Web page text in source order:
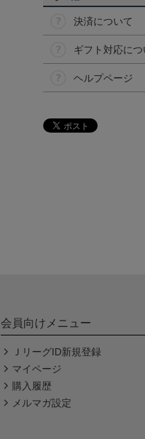
決済について
ギフト対応に
ヘルプページ
会員向けメニュー
ＪリーグID新規登録
マイページ
購入履歴
メルマガ設定